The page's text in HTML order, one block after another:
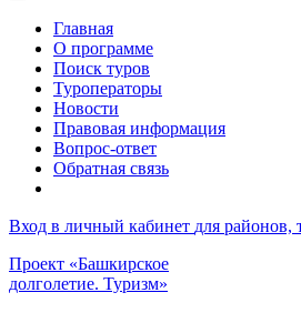
Главная
О программе
Поиск туров
Туроператоры
Новости
Правовая информация
Вопрос-ответ
Обратная связь
Вход в личный кабинет для районов,
Проект «Башкирское
долголетие. Туризм»